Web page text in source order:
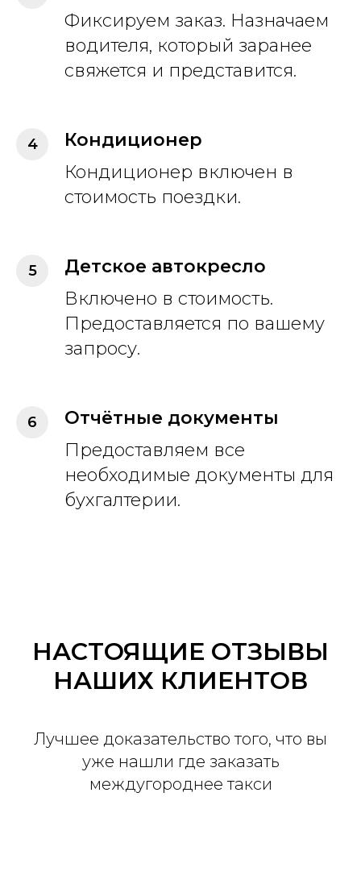
Фиксируем заказ. Назначаем
водителя, который заранее
свяжется и представится.
Кондиционер
Кондиционер включен в
стоимость поездки.
Детское автокресло
Включено в стоимость.
Предоставляется по вашему
запросу.
Отчётные документы
Предоставляем все
необходимые документы для
бухгалтерии.
НАСТОЯЩИЕ ОТЗЫВЫ
НАШИХ КЛИЕНТОВ
Лучшее доказательство того, что вы
уже нашли где заказать
междугороднее такси